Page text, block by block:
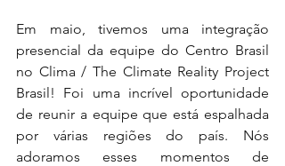
Em maio, tivemos uma integração
presencial da equipe do Centro Brasil
no Clima / The Climate Reality Project
Brasil! Foi uma incrível oportunidade
de reunir a equipe que está espalhada
por várias regiões do país. Nós
adoramos esses momentos de